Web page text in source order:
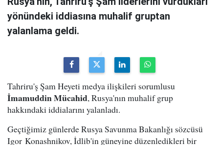
yönündeki iddiasına muhalif gruptan
yalanlama geldi.
Tahriru'ş Şam Heyeti medya ilişkileri sorumlusu
İmamuddin Mücahid, Rusya'nın muhalif grup
hakkındaki iddialarını yalanladı.
Geçtiğimiz günlerde Rusya Savunma Bakanlığı sözcüsü
Igor Konashnikov, İdlib'in güneyine düzenledikleri bir